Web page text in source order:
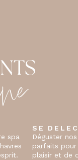
SE
Savourez
restaurants
plat est une